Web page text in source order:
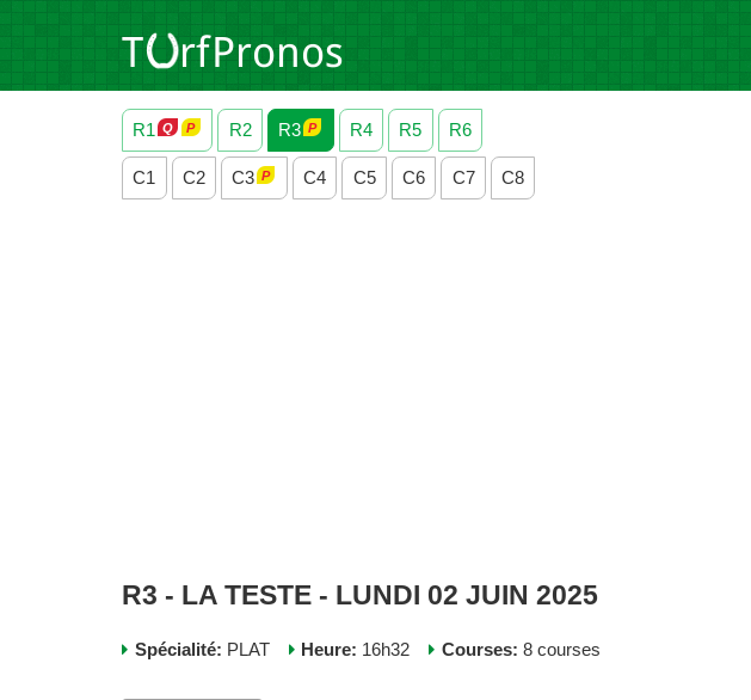
R1 R2 R3 R4 R5 R6
C1 C2 C3 C4 C5 C6 C7 C8
R3 - LA TESTE - LUNDI 02 JUIN 2025
Spécialité: PLAT Heure: 16h32 Courses: 8 courses